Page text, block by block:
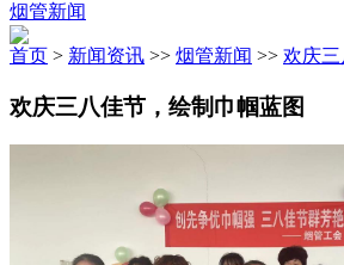
烟管新闻
首页 > 新闻资讯 >> 烟管新闻 >> 欢庆
欢庆三八佳节，绘制巾帼蓝图